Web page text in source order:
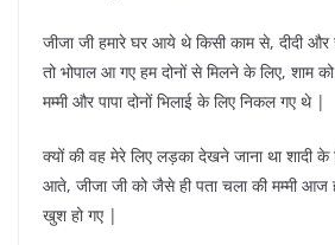
जीजा जी हमारे घर आये थे किसी काम से, दीदी और
तो भोपाल आ गए हम दोनों से मिलने के लिए, शाम
मम्मी और पापा दोनों भिलाई के लिए निकल गए थे |
क्यों की वह मेरे लिए लड़का देखने जाना था शादी के
आते, जीजा जी को जैसे ही पता चला की मम्मी आज
खुश हो गए |